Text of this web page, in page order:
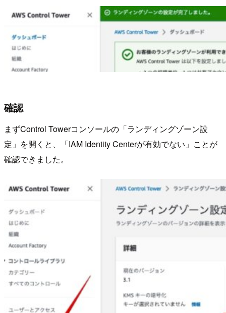
確認
まずControl Towerコンソールの「ランディングゾーン設
定」を開くと、「IAM Identity Centerが有効でない」ことが
確認できました。